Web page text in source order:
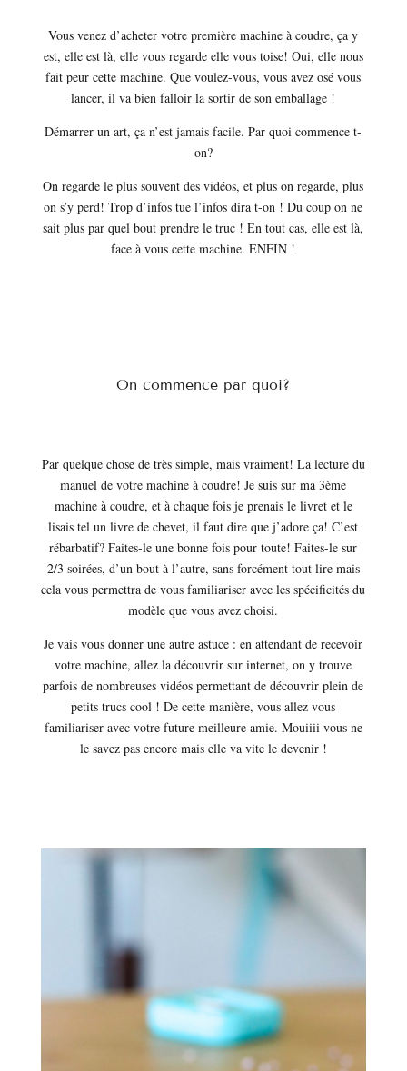
Vous venez d’acheter votre première machine à coudre, ça y
est, elle est là, elle vous regarde elle vous toise! Oui, elle nous
fait peur cette machine. Que voulez-vous, vous avez osé vous
lancer, il va bien falloir la sortir de son emballage !
Démarrer un art, ça n’est jamais facile. Par quoi commence t-
on?
On regarde le plus souvent des vidéos, et plus on regarde, plus
on s’y perd! Trop d’infos tue l’infos dira t-on ! Du coup on ne
sait plus par quel bout prendre le truc ! En tout cas, elle est là,
face à vous cette machine. ENFIN !
On commence par quoi?
Par quelque chose de très simple, mais vraiment! La lecture du
manuel de votre machine à coudre! Je suis sur ma 3ème
machine à coudre, et à chaque fois je prenais le livret et le
lisais tel un livre de chevet, il faut dire que j’adore ça! C’est
rébarbatif? Faites-le une bonne fois pour toute! Faites-le sur
2/3 soirées, d’un bout à l’autre, sans forcément tout lire mais
cela vous permettra de vous familiariser avec les spécificités du
modèle que vous avez choisi.
Je vais vous donner une autre astuce : en attendant de recevoir
votre machine, allez la découvrir sur internet, on y trouve
parfois de nombreuses vidéos permettant de découvrir plein de
petits trucs cool ! De cette manière, vous allez vous
familiariser avec votre future meilleure amie. Mouiiii vous ne
le savez pas encore mais elle va vite le devenir !